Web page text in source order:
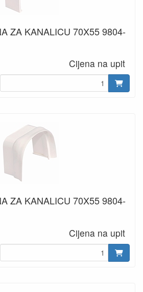
ZA KANALICU 70X55 9804-
Cijena na upit
ZA KANALICU 70X55 9804-
Cijena na upit